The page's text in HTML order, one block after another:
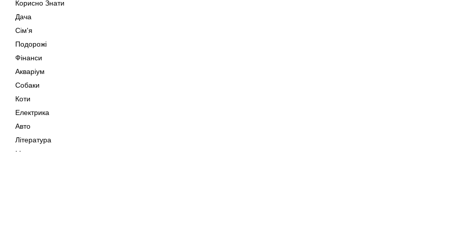
Корисно Знати
Дача
Сім'я
Подорожі
Фінанси
Акваріум
Собаки
Коти
Електрика
Авто
Література
Музика